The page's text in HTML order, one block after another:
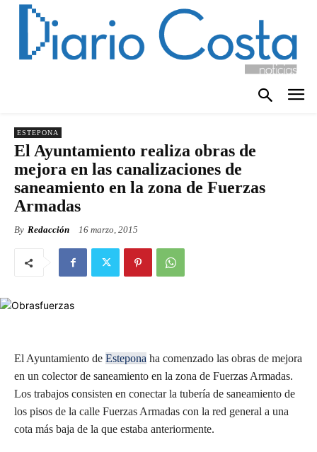
ESTEPONA
El Ayuntamiento realiza obras de
mejora en las canalizaciones de
saneamiento en la zona de Fuerzas
Armadas
By Redacción 16 marzo, 2015
El Ayuntamiento de Estepona ha comenzado las obras de mejora
en un colector de saneamiento en la zona de Fuerzas Armadas.
Los trabajos consisten en conectar la tubería de saneamiento de
los pisos de la calle Fuerzas Armadas con la red general a una
cota más baja de la que estaba anteriormente.